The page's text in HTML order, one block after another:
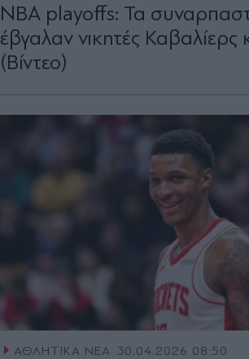
NBA playoffs: Τα
έβγαλαν νικητές Καβαλίερς
(Βίντεο)
ΑΘΛΗΤΙΚΑ ΝΕΑ 30.04.2026 08:50